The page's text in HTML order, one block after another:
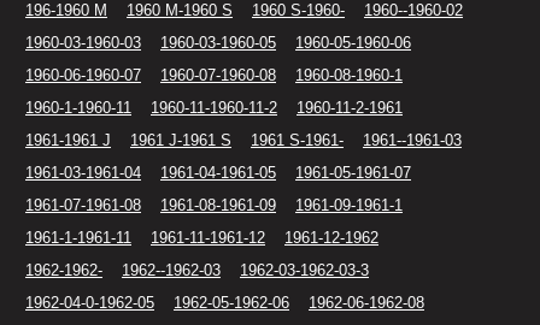
196-1960 M
1960 M-1960 S 1960 S-1960-
1960--1960-02
1960-03-1960-03
1960-03-1960-05
1960-05-1960-06
1960-06-1960-07
1960-07-1960-08
1960-08-1960-1
1960-1-1960-11
1960-11-1960-11-2
1960-11-2-1961
1961-1961 J
1961 J-1961 S 1961 S-1961-
1961--1961-03
1961-03-1961-04
1961-04-1961-05
1961-05-1961-07
1961-07-1961-08
1961-08-1961-09
1961-09-1961-1
1961-1-1961-11
1961-11-1961-12
1961-12-1962
1962-1962-
1962--1962-03
1962-03-1962-03-3
1962-04-0-1962-05
1962-05-1962-06
1962-06-1962-08